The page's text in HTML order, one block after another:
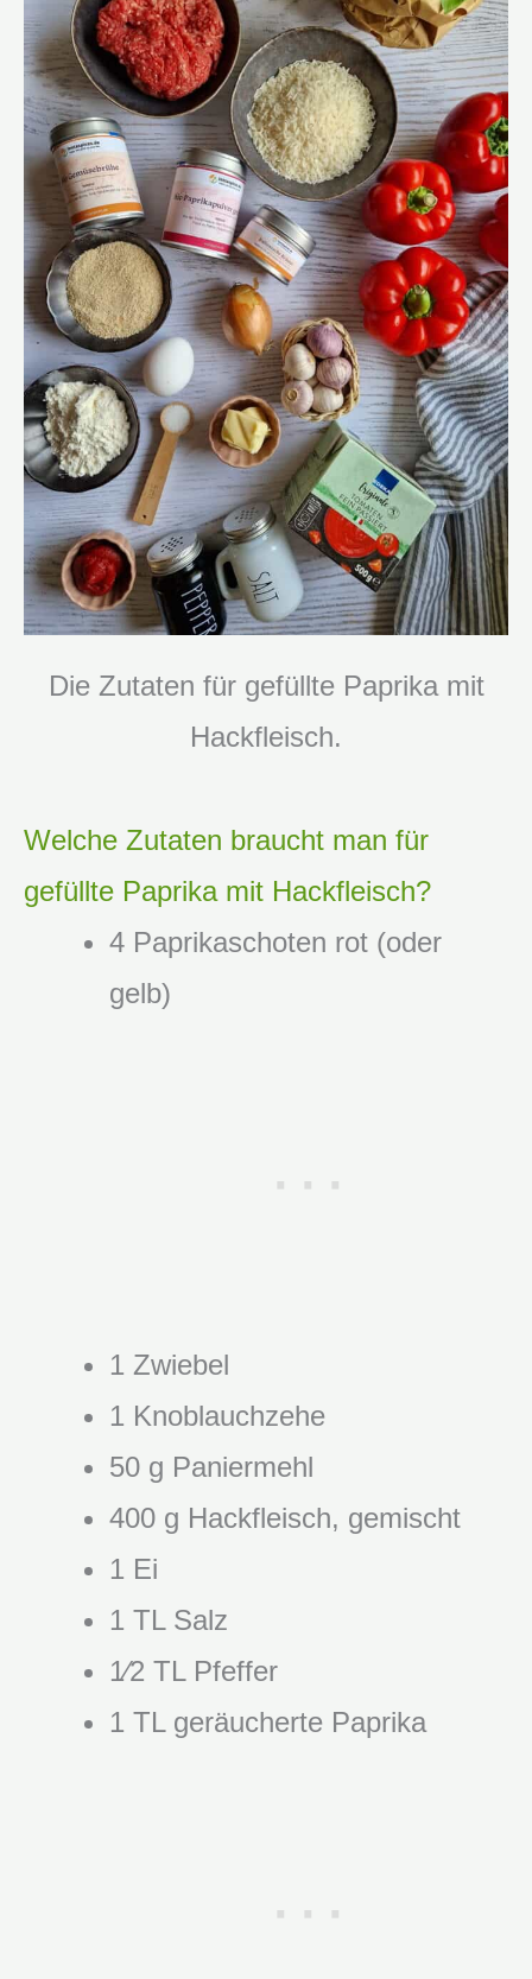
Die Zutaten für gefüllte Paprika mit
Hackfleisch.
Welche Zutaten braucht man für
gefüllte Paprika mit Hackfleisch?
4 Paprikaschoten rot (oder
gelb)
1 Zwiebel
1 Knoblauchzehe
50 g Paniermehl
400 g Hackfleisch, gemischt
1 Ei
1 TL Salz
1⁄2 TL Pfeffer
1 TL geräucherte Paprika